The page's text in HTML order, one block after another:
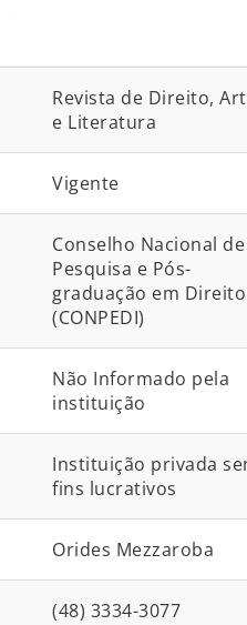
Revista de Direito,
e Literatura
Vigente
Conselho Nacional de
Pesquisa e Pós-
graduação em Direito
(CONPEDI)
Não Informado pela
instituição
Instituição privada
fins lucrativos
Orides Mezzaroba
(48) 3334-3077